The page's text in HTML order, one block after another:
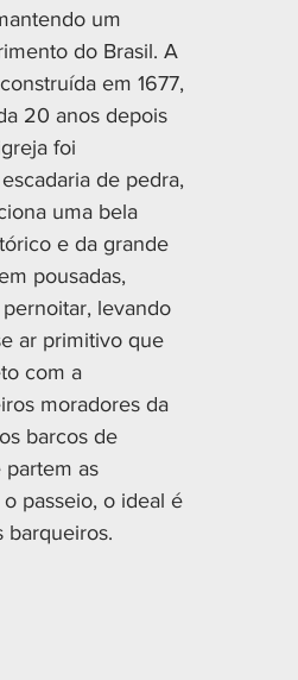
um
do Brasil. A
em 1677,
20 anos depois
foi
de pedra,
uma bela
e da grande
pousadas,
levando
ar primitivo que
com a
moradores da
barcos de
partem as
passeio, o ideal é
barqueiros.